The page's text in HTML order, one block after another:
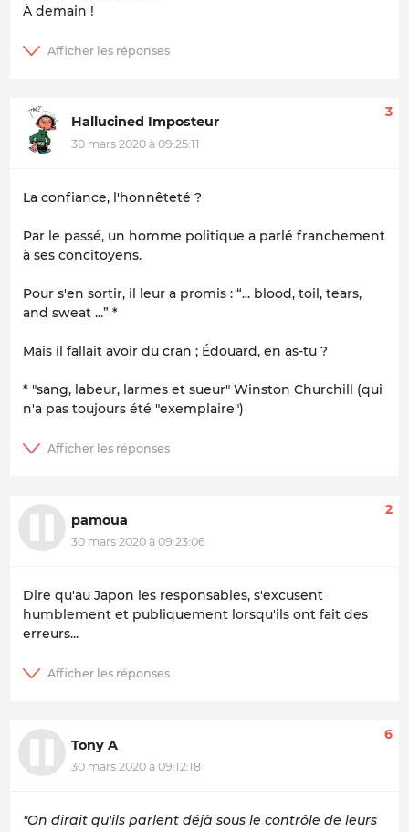
À demain !
Hallucined Imposteur
30 mars 2020 à 09:25:11
3
La confiance, l'honnêteté ?
Par le passé, un homme politique a parlé franchement
à ses concitoyens.
Pour s'en sortir, il leur a promis : “... blood, toil, tears,
and sweat ...” *
Mais il fallait avoir du cran ; Édouard, en as-tu ?
* "sang, labeur, larmes et sueur" Winston Churchill (qui
n'a pas toujours été "exemplaire")
pamoua
30 mars 2020 à 09:23:06
2
Dire qu'au Japon les responsables, s'excusent
humblement et publiquement lorsqu'ils ont fait des
erreurs...
Tony A
30 mars 2020 à 09:12:18
6
"On dirait qu'ils parlent déjà sous le contrôle de leurs